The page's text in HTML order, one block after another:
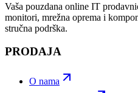
Vaša pouzdana online IT
monitori, mrežna oprema i
stručna podrška.
PRODAJA
O nama